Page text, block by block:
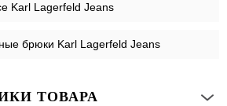
Karl Lagerfeld Jeans
брюки Karl Lagerfeld Jeans
ТОВАРА